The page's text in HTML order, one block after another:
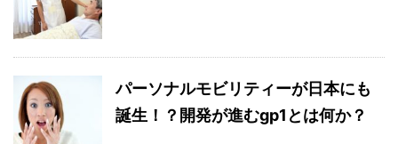
パーソナルモビリティーが日本にも
誕生！？開発が進むgp1とは何か？